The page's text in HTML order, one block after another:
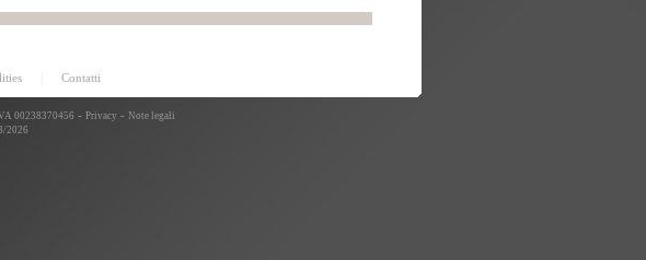
Contatti
00238370456 - Privacy - Note legali
2026